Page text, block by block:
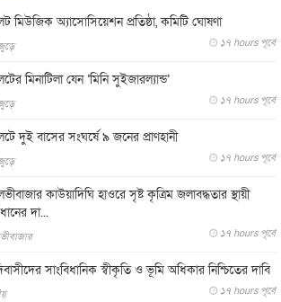
মিউজিক অ্যাসোসিয়েশন প্রতিষ্ঠা, কমিটি ঘোষণা
১৭ hours পূর্বে
মিনাটিলা যেন ‘মিনি সুইজারল্যান্ড’
১৭ hours পূর্বে
দুই বাসের সংঘর্ষে ৯ জনের প্রাণহানী
১৭ hours পূর্বে
কাউয়াদিঘি হাওরে সৃষ্ট কৃত্রিম জলাবদ্ধতার স্থায়ী
দা...
১৭ hours পূর্বে
সাংবিধানিক স্বীকৃতি ও ভূমি অধিকার নিশ্চিতের দাবি
১৭ hours পূর্বে